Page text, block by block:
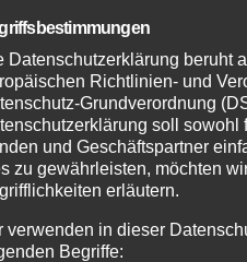
Mit seiner stabilen
bietet er ein
auf verschiedenen
ist bei Bavarian-
vertrauenswürdigen
Zubehör der Marke
Datenschutzerklärung beruht
Richtlinien- und
Grundverordnung
soll sowohl
und Geschäftspartner
zu gewährleisten, möchten
erläutern.
verwenden in dieser
Begriffe: